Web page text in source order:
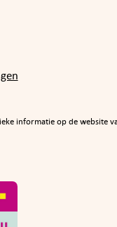
informatie op de website